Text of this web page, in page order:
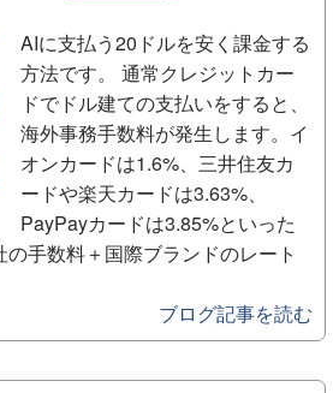
AIに支払う20ドルを安く課金する
方法です。 通常クレジットカー
ドでドル建ての支払いをすると、
海外事務手数料が発生します。イ
オンカードは1.6%、三井住友カ
ードや楽天カードは3.63%、
PayPayカードは3.85%といった
手数料＋国際ブランドのレート
ブログ記事を読む